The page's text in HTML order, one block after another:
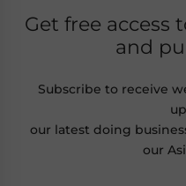
Get free access
and
Subscribe to receive
our latest doing
our